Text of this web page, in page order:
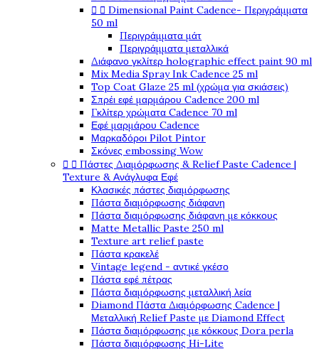
  Dimensional Paint Cadence- Περιγράμματα
50 ml
Περιγράμματα μάτ
Περιγράμματα μεταλλικά
Διάφανο γκλίτερ holographic effect paint 90 ml
Mix Media Spray Ink Cadence 25 ml
Top Coat Glaze 25 ml (χρώμα για σκιάσεις)
Σπρέι εφέ μαρμάρου Cadence 200 ml
Γκλίτερ χρώματα Cadence 70 ml
Εφέ μαρμάρου Cadence
Μαρκαδόροι Pilot Pintor
Σκόνες embossing Wow
  Πάστες Διαμόρφωσης & Relief Paste Cadence |
Texture & Ανάγλυφα Εφέ
Κλασικές πάστες διαμόρφωσης
Πάστα διαμόρφωσης διάφανη
Πάστα διαμόρφωσης διάφανη με κόκκους
Matte Metallic Paste 250 ml
Texture art relief paste
Πάστα κρακελέ
Vintage legend - αντικέ γκέσο
Πάστα εφέ πέτρας
Πάστα διαμόρφωσης μεταλλική λεία
Diamond Πάστα Διαμόρφωσης Cadence |
Μεταλλική Relief Paste με Diamond Effect
Πάστα διαμόρφωσης με κόκκους Dora perla
Πάστα διαμόρφωσης Hi-Lite